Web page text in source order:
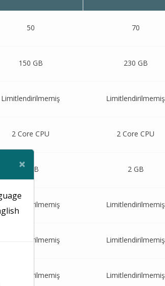
50
150 GB
Limitlendirilmemiş
2 Core CPU
2 GB
Limitlendirilmemiş
Limitlendirilmemiş
Limitlendirilmemiş
70
230 GB
Limitlendirilmemiş
2 Core CPU
2 GB
Limitlendirilmemiş
Limitlendirilmemiş
Limitlendirilmemiş
×
Close